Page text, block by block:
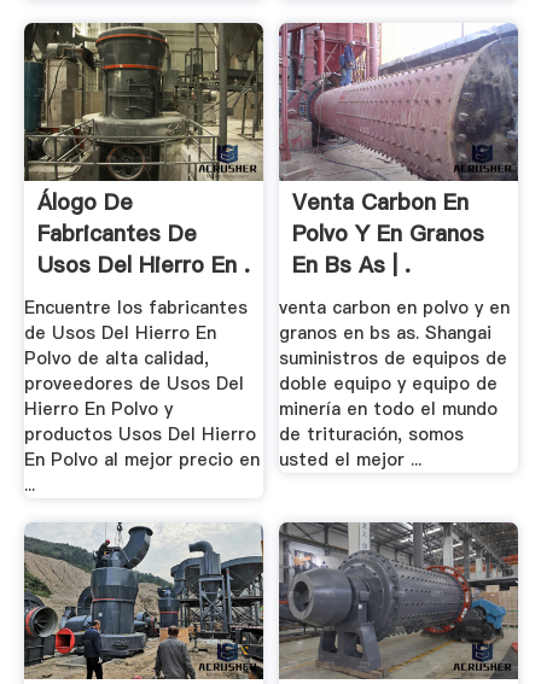
Álogo De
Fabricantes De
Usos Del Hierro En .
Encuentre los fabricantes
de Usos Del Hierro En
Polvo de alta calidad,
proveedores de Usos Del
Hierro En Polvo y
productos Usos Del Hierro
En Polvo al mejor precio en
...
Venta Carbon En
Polvo Y En Granos
En Bs As | .
venta carbon en polvo y en
granos en bs as. Shangai
suministros de equipos de
doble equipo y equipo de
minería en todo el mundo
de trituración, somos
usted el mejor ...